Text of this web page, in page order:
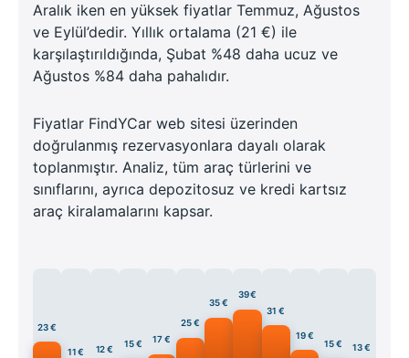
Aralık iken en yüksek fiyatlar Temmuz, Ağustos
ve Eylül’dedir. Yıllık ortalama (21 €) ile
karşılaştırıldığında, Şubat %48 daha ucuz ve
Ağustos %84 daha pahalıdır.
Fiyatlar FindYCar web sitesi üzerinden
doğrulanmış rezervasyonlara dayalı olarak
toplanmıştır. Analiz, tüm araç türlerini ve
sınıflarını, ayrıca depozitosuz ve kredi kartsız
araç kiralamalarını kapsar.
23 €
11 € 12 €
15 € 17 €
25 €
35 €
39 €
31 €
19 €
15 € 13 €